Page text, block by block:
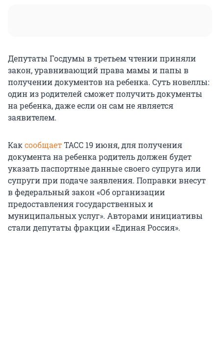
Депутаты Госдумы в третьем чтении приняли
закон, уравнивающий права мамы и папы в
получении документов на ребенка. Суть новеллы:
один из родителей сможет получить документы
на ребенка, даже если он сам не является
заявителем.
КаксообщаетТАСС 19 июня, для получения
документа на ребенка родитель должен будет
указать паспортные данные своего супруга или
супруги при подаче заявления. Поправки внесут
в федеральный закон «Об организации
предоставления государственных и
муниципальных услуг». Авторами инициативы
стали депутаты фракции «Единая Россия».